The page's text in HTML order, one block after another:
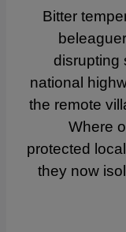
Bitter
national
the remote
Where
protected
they now